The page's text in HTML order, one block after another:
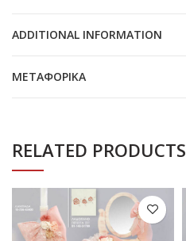
ADDITIONAL INFORMATION
ΜΕΤΑΦΟΡΙΚΆ
RELATED PRODUCTS